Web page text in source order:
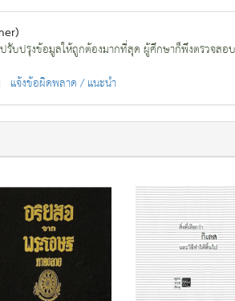
รับปรุงข้อมูลให้ถูกต้องมากที่สุด ผู้ศึกษาก็พึงตรวจส
แจ้งข้อผิดพลาด / แนะนำ